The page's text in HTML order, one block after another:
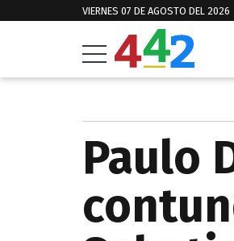
VIERNES 07 DE AGOSTO DEL 2026
Paulo